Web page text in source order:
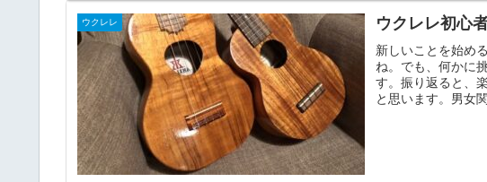
ウクレレ ウクレレ初心
新しいことを始め
ね。でも、何かに
す。振り返ると、
と思います。男女